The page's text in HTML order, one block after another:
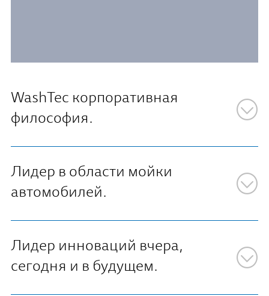
WashTec корпоративная
философия.
Лидер в области мойки
автомобилей.
Лидер инноваций вчера,
сегодня и в будущем.